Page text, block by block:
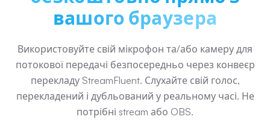
вашого браузера
Використовуйте свій мікрофон та/або камеру для
потокової передачі безпосередньо через конвеєр
перекладу StreamFluent. Слухайте свій голос,
перекладений і дубльований у реальному часі. Не
потрібні stream або OBS.